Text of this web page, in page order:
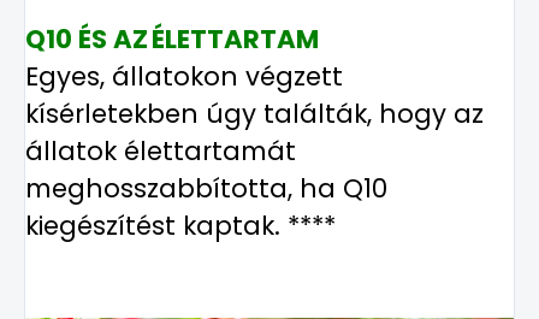
Q10 ÉS AZÉLETTARTAM
Egyes, állatokon végzett
kísérletekben úgy találták, hogy az
állatok élettartamát
meghosszabbította, ha Q10
kiegészítést kaptak. ****